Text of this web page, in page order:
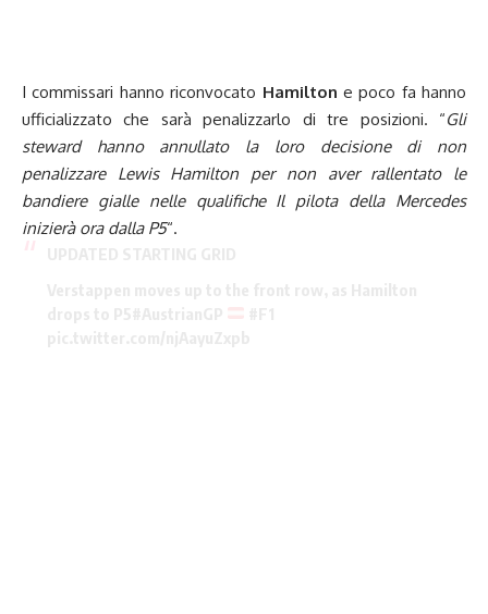
I commissari hanno riconvocato Hamilton e poco fa hanno
ufficializzato che sarà penalizzarlo di tre posizioni. “Gli
steward hanno annullato la loro decisione di non
penalizzare Lewis Hamilton per non aver rallentato le
bandiere gialle nelle qualifiche Il pilota della Mercedes
inizierà ora dalla P5“.